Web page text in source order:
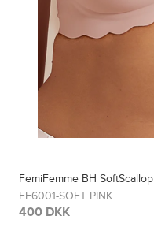
FemiFemme BH SoftScallop
FF6001-SOFT PINK
400 DKK